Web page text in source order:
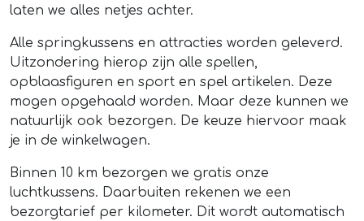
laten we alles netjes achter.
Alle springkussens en attracties worden geleverd.
Uitzondering hierop zijn alle spellen,
opblaasfiguren en sport en spel artikelen. Deze
mogen opgehaald worden. Maar deze kunnen we
natuurlijk ook bezorgen. De keuze hiervoor maak
je in de winkelwagen.
Binnen 10 km bezorgen we gratis onze
luchtkussens. Daarbuiten rekenen we een
bezorgtarief per kilometer. Dit wordt automatisch